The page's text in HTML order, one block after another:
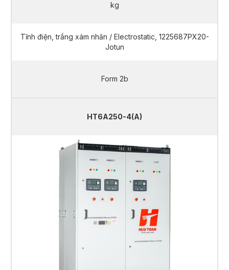
kg
Tĩnh điện, trắng xám nhăn / Electrostatic, 1225687PX20-
Jotun
Form 2b
HT6A250-4(A)